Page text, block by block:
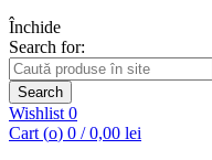
Închide
Search for:
Search
Wishlist 0
Cart (o) 0 / 0,00 lei